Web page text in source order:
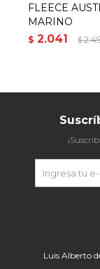
FLEECE
MARINO
$ 2.041 $
Luis Alberto